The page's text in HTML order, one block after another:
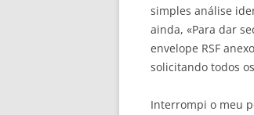
simples análise
ainda, «Para dar
envelope RSF
solicitando todos
Interrompi o meu